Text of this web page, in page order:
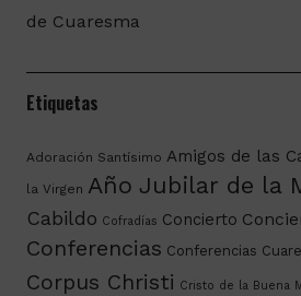
de Cuaresma
Etiquetas
Adoración Santísimo Amigos de las
la Virgen Año Jubilar de la
Cabildo Cofradías Concierto
Conferencias Conferencias
Corpus Christi Cristo de la Buena